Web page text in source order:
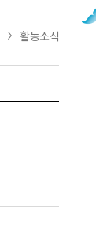
활동소식